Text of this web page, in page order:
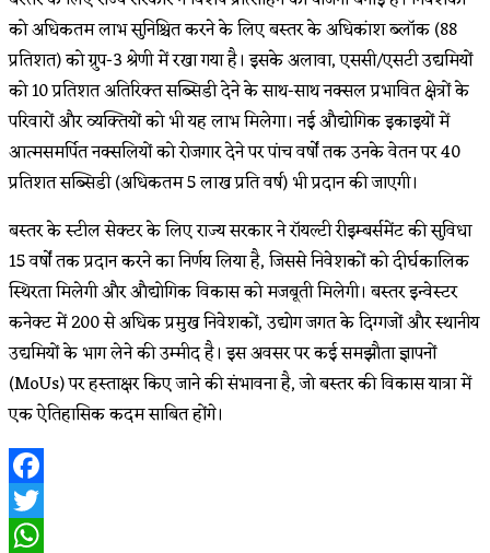
को अधिकतम लाभ सुनिश्चित करने के लिए बस्तर के अधिकांश ब्लॉक (88
प्रतिशत) को ग्रुप-3 श्रेणी में रखा गया है। इसके अलावा, एससी/एसटी उद्यमियों
को 10 प्रतिशत अतिरिक्त सब्सिडी देने के साथ-साथ नक्सल प्रभावित क्षेत्रों के
परिवारों और व्यक्तियों को भी यह लाभ मिलेगा। नई औद्योगिक इकाइयों में
आत्मसमर्पित नक्सलियों को रोजगार देने पर पांच वर्षों तक उनके वेतन पर 40
प्रतिशत सब्सिडी (अधिकतम ₹5 लाख प्रति वर्ष) भी प्रदान की जाएगी।
बस्तर के स्टील सेक्टर के लिए राज्य सरकार ने रॉयल्टी रीइम्बर्समेंट की सुविधा
15 वर्षों तक प्रदान करने का निर्णय लिया है, जिससे निवेशकों को दीर्घकालिक
स्थिरता मिलेगी और औद्योगिक विकास को मजबूती मिलेगी। बस्तर इन्वेस्टर
कनेक्ट में 200 से अधिक प्रमुख निवेशकों, उद्योग जगत के दिग्गजों और स्थानीय
उद्यमियों के भाग लेने की उम्मीद है। इस अवसर पर कई समझौता ज्ञापनों
(MoUs) पर हस्ताक्षर किए जाने की संभावना है, जो बस्तर की विकास यात्रा में
एक ऐतिहासिक कदम साबित होंगे।
Facebook
Twitter